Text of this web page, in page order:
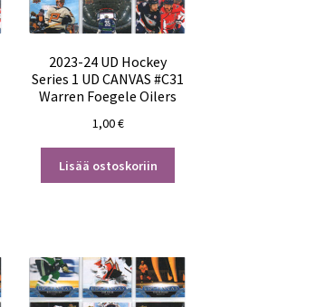
2023-24 UD Hockey
Series 1 UD CANVAS #C31
Warren Foegele Oilers
1,00€
Lisää ostoskoriin